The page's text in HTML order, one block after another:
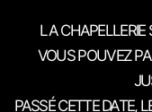
LA CHAPELLERIE
VOUS POUVEZ
PASSÉ CETTE DATE,